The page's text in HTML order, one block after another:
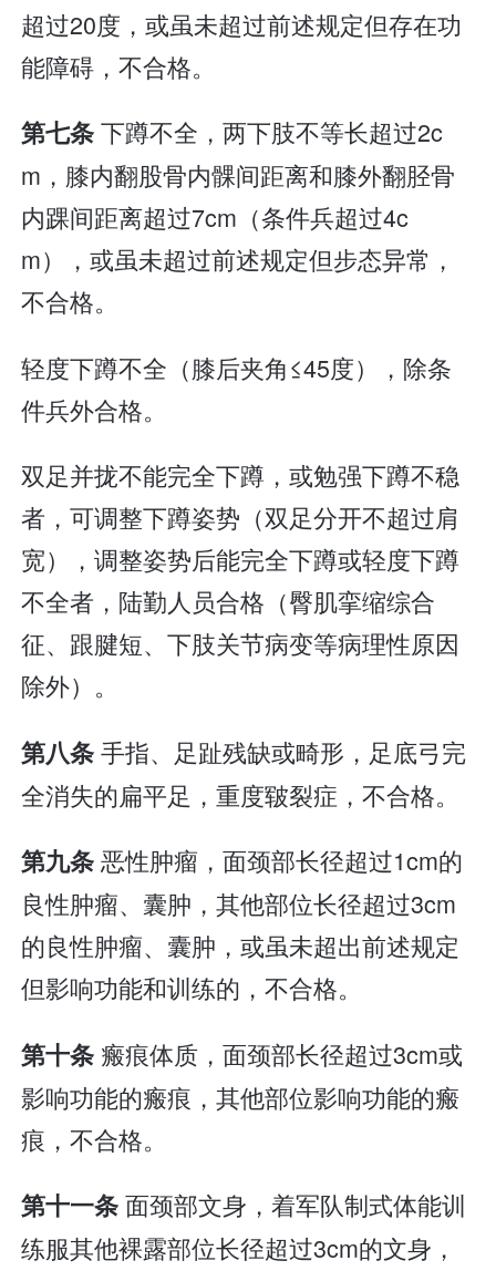
超过20度，或虽未超过前述规定但存在功
能障碍，不合格。
第七条下蹲不全，两下肢不等长超过2c
m，膝内翻股骨内髁间距离和膝外翻胫骨
内踝间距离超过7cm（条件兵超过4c
m），或虽未超过前述规定但步态异常，
不合格。
轻度下蹲不全（膝后夹角≤45度），除条
件兵外合格。
双足并拢不能完全下蹲，或勉强下蹲不稳
者，可调整下蹲姿势（双足分开不超过肩
宽），调整姿势后能完全下蹲或轻度下蹲
不全者，陆勤人员合格（臀肌挛缩综合
征、跟腱短、下肢关节病变等病理性原因
除外）。
第八条手指、足趾残缺或畸形，足底弓完
全消失的扁平足，重度皲裂症，不合格。
第九条恶性肿瘤，面颈部长径超过1cm的
良性肿瘤、囊肿，其他部位长径超过3cm
的良性肿瘤、囊肿，或虽未超出前述规定
但影响功能和训练的，不合格。
第十条 瘢痕体质，面颈部长径超过3cm或
影响功能的瘢痕，其他部位影响功能的瘢
痕，不合格。
第十一条面颈部文身，着军队制式体能训
练服其他裸露部位长径超过3cm的文身，